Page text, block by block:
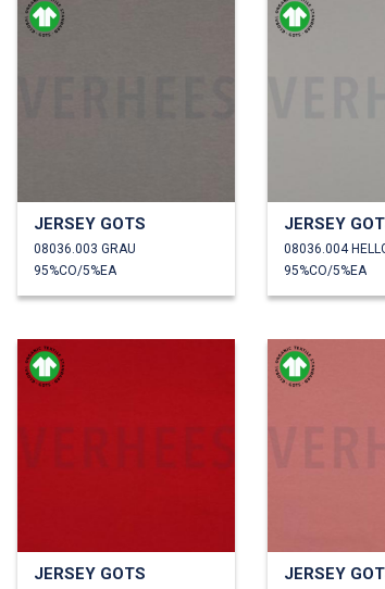
JERSEY GOTS
08036.003 GRAU
95%CO/5%EA
JERSEY
08036.004
95%CO/5%EA
JERSEY GOTS JERSEY